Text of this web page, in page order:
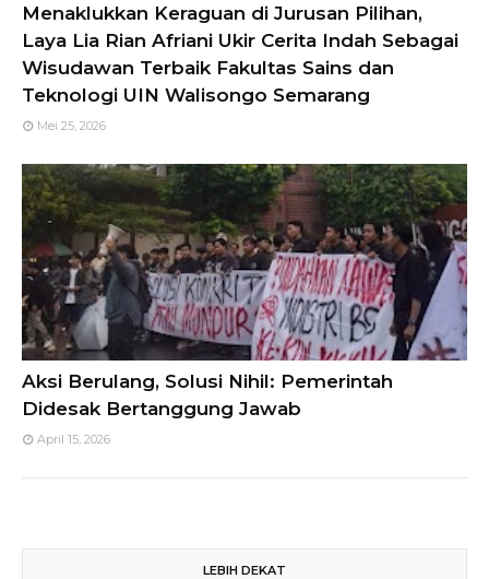
Menaklukkan Keraguan di Jurusan Pilihan,
Laya Lia Rian Afriani Ukir Cerita Indah Sebagai
Wisudawan Terbaik Fakultas Sains dan
Teknologi UIN Walisongo Semarang
Mei 25, 2026
Aksi Berulang, Solusi Nihil: Pemerintah
Didesak Bertanggung Jawab
April 15, 2026
LEBIH DEKAT